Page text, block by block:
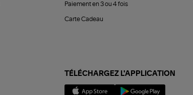
Paiement en 3 ou 4 fois
Carte Cadeau
TÉLÉCHARGEZ L'APPLICATION